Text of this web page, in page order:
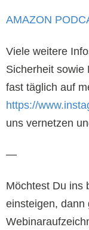
AMAZON
Viele weitere
Sicherheit sowie
fast täglich auf
https://
uns vernetzen
—
Möchtest Du ins
einsteigen, dann